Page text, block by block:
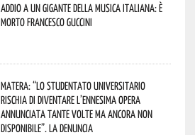
Addio a un gigante della musica italiana: è
morto Francesco Guccini
Matera: “Lo studentato universitario
rischia di diventare l’ennesima opera
annunciata tante volte ma ancora non
disponibile”. La denuncia